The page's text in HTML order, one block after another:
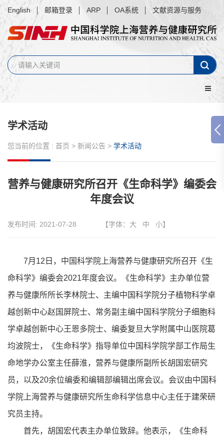
English 邮箱登录 ARP OA系统 文献资源与服务
学术活动
您当前的位置 : 首页 > 新闻公告 > 学术活动
营养与健康研究所召开《生命科学》编委会
年度会议
发布时间: 2021-07-28 【字体： 大 中 小】
7月12日，中国科学院上海营养与健康研究所召开《生
命科学》编委会2021年度会议。《生命科学》主办单位营
养与健康所所长李林院士、主编中国科学院分子植物科学卓
越创新中心赵国屏院士、常务副主编中国科学院分子细胞科
学卓越创新中心王恩多院士、编委复旦大学附属中山医院葛
均波院士，《生命科学》指导单位中国科学院学部工作局生
命地学办公室主任薛淮，营养与健康所副所长胡国宏研究
员，以及20余位编委和编辑部编辑出席会议。会议由中国科
学院上海营养与健康研究所生命科学信息中心主任于建荣研
究员主持。
首先，胡国宏代表主办单位致辞。他表示，《生命科